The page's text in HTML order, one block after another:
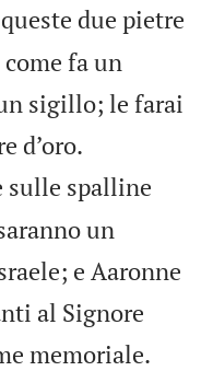
due pietre
fa un
sigillo; le farai
d’oro.
sulle spalline
un
e Aaronne
al Signore
memoriale.